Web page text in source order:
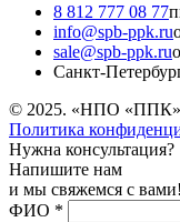
8 812 777 08 77
info@spb-ppk.ru
sale@spb-ppk.ru
Санкт-
© 2025. «НПО «ППК».
Политика
Нужна консультация?
Напишите нам
и мы свяжемся с вами!
ФИО *